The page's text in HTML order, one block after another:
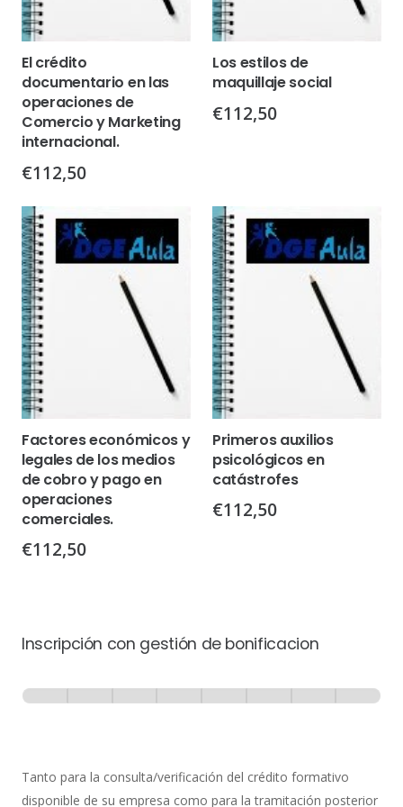
El crédito
documentario en las
operaciones de
Comercio y Marketing
internacional.
€112,50
Los estilos de
maquillaje social
€112,50
Factores económicos y
legales de los medios
de cobro y pago en
operaciones
comerciales.
€112,50
Primeros auxilios
psicológicos en
catástrofes
€112,50
Inscripción con gestión de bonificacion
-
de
Bonificación
Tanto para la consulta/verificación del crédito formativo
disponible de su empresa como para la tramitación posterior